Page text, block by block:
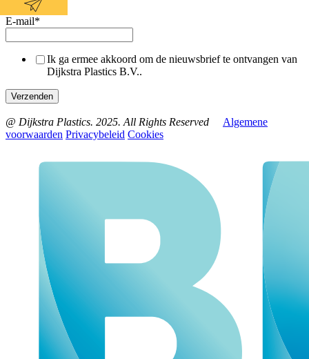
E-mail*
Ik ga ermee akkoord om de nieuwsbrief te ontvangen van
Dijkstra Plastics B.V..
@ Dijkstra Plastics. 2025. All Rights Reserved
Algemene
voorwaarden Privacybeleid Cookies